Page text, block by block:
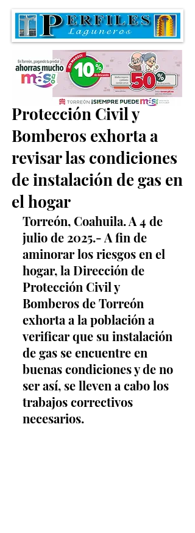
Dirección de
Protección Civil y
Bomberos exhorta a
revisar las condiciones
de instalación de gas en
el hogar
Torreón, Coahuila. A 4 de
julio de 2025.- A fin de
aminorar los riesgos en el
hogar, la Dirección de
Protección Civil y
Bomberos de Torreón
exhorta a la población a
verificar que su instalación
de gas se encuentre en
buenas condiciones y de no
ser así, se lleven a cabo los
trabajos correctivos
necesarios.